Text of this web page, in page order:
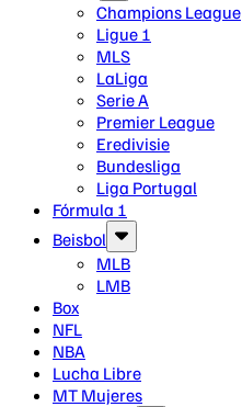
Champions League
Ligue 1
MLS
LaLiga
Serie A
Premier League
Eredivisie
Bundesliga
Liga Portugal
Fórmula 1
Beisbol
MLB
LMB
Box
NFL
NBA
Lucha Libre
MT Mujeres